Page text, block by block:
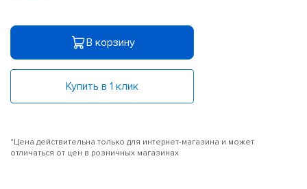
В корзину
Купить в 1 клик
*Цена действительна только для интернет-магазина и может
отличаться от цен в розничных магазинах